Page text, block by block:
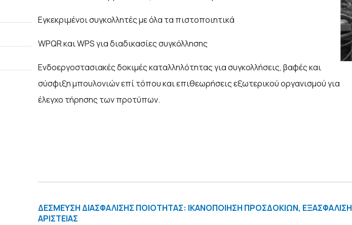
Εγκεκριμένοι συγκολλητές με όλα τα πιστοποιητικά
WPQR και WPS για διαδικασίες συγκόλλησης
Ενδοεργοστασιακές δοκιμές καταλληλότητας για συγκολλήσεις, βαφές και
σύσφιξη μπουλονιών επί τόπου και επιθεωρήσεις εξωτερικού οργανισμού για
έλεγχο τήρησης των προτύπων.
ΔΕΣΜΕΥΣΗ ΔΙΑΣΦΑΛΙΣΗΣ ΠΟΙΟΤΗΤΑΣ: ΙΚΑΝΟΠΟΙΗΣΗ ΠΡΟΣΔΟΚΙΩΝ, ΕΞΑΣΦΑΛΙΣΗ
ΑΡΙΣΤΕΙΑΣ